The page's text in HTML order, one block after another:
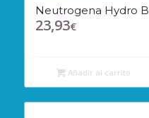
Neutrogena Hydro
23,93€
Añadir al carrito